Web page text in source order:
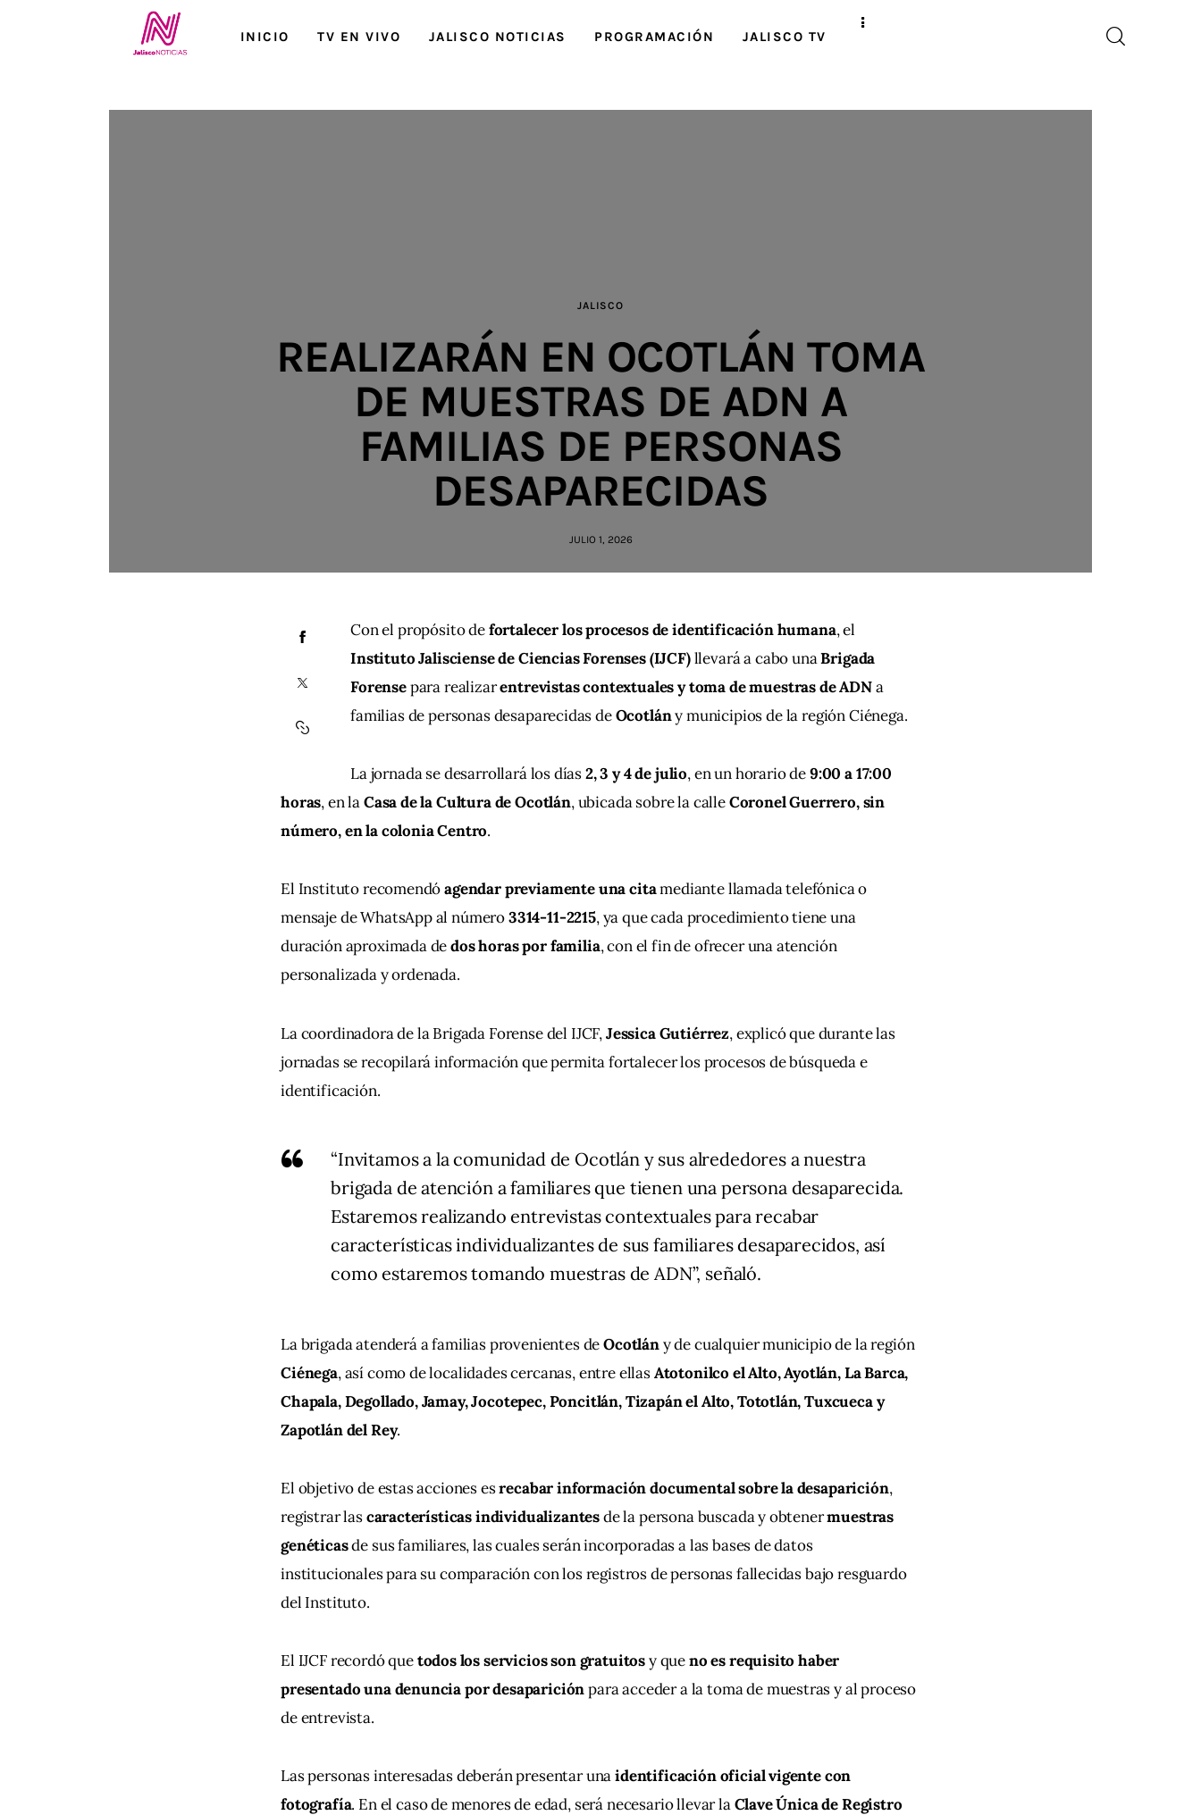
INICIO TV EN VIVO JALISCO NOTICIAS PROGRAMACIÓN JALISCO TV
Jalisco Noticias
JALISCO
REALIZARÁN EN OCOTLÁN TOMA
DE MUESTRAS DE ADN A
FAMILIAS DE PERSONAS
DESAPARECIDAS
JULIO 1, 2026
Con el propósito de fortalecer los procesos de identificación humana, el
Instituto Jalisciense de Ciencias Forenses (IJCF) llevará a cabo una Brigada
Forense para realizar entrevistas contextuales y toma de muestras de ADN a
familias de personas desaparecidas de Ocotlán y municipios de la región Ciénega.
La jornada se desarrollará los días 2, 3 y 4 de julio, en un horario de 9:00 a 17:00
horas, en la Casa de la Cultura de Ocotlán, ubicada sobre la calle Coronel Guerrero, sin
número, en la colonia Centro.
El Instituto recomendó agendar previamente una cita mediante llamada telefónica o
mensaje de WhatsApp al número 3314-11-2215, ya que cada procedimiento tiene una
duración aproximada de dos horas por familia, con el fin de ofrecer una atención
personalizada y ordenada.
La coordinadora de la Brigada Forense del IJCF, Jessica Gutiérrez, explicó que durante las
jornadas se recopilará información que permita fortalecer los procesos de búsqueda e
identificación.
“Invitamos a la comunidad de Ocotlán y sus alrededores a nuestra
brigada de atención a familiares que tienen una persona desaparecida.
Estaremos realizando entrevistas contextuales para recabar
características individualizantes de sus familiares desaparecidos, así
como estaremos tomando muestras de ADN”, señaló.
La brigada atenderá a familias provenientes de Ocotlán y de cualquier municipio de la región
Ciénega, así como de localidades cercanas, entre ellas Atotonilco el Alto, Ayotlán, La Barca,
Chapala, Degollado, Jamay, Jocotepec, Poncitlán, Tizapán el Alto, Tototlán, Tuxcueca y
Zapotlán del Rey.
El objetivo de estas acciones es recabar información documental sobre la desaparición,
registrar las características individualizantes de la persona buscada y obtener muestras
genéticas de sus familiares, las cuales serán incorporadas a las bases de datos
institucionales para su comparación con los registros de personas fallecidas bajo resguardo
del Instituto.
El IJCF recordó que todos los servicios son gratuitos y que no es requisito haber
presentado una denuncia por desaparición para acceder a la toma de muestras y al proceso
de entrevista.
Las personas interesadas deberán presentar una identificación oficial vigente con
fotografía. En el caso de menores de edad, será necesario llevar la Clave Única de Registro